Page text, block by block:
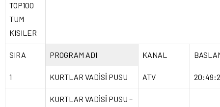
TOP100
TUM
KISILER
SIRA PROGRAM ADI KANAL
1 KURTLAR VADİSİ PUSU ATV
KURTLAR VADİSİ PUSU –